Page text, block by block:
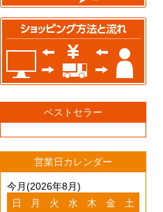
ベストセラー
営業日カレンダー
今月(2026年8月)
日
月 火 水 木 金
土